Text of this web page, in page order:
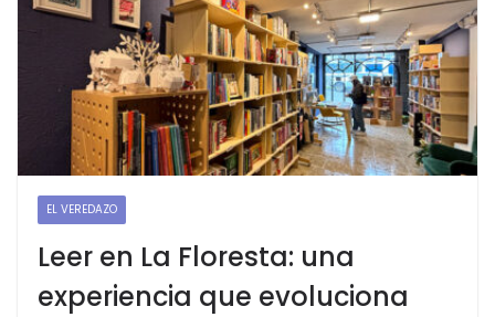
EL VEREDAZO
Leer en La Floresta: una
experiencia que evoluciona